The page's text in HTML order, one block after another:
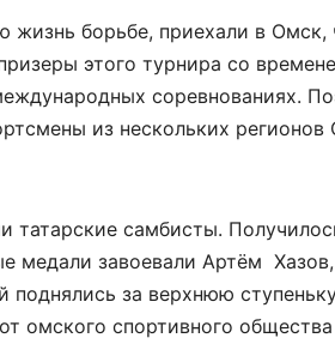
борьбе, приехали в Омск,
этого турнира со
соревнованиях.
из нескольких регионов
татарские самбисты.
медали завоевали Артём
за верхнюю
омского спортивного